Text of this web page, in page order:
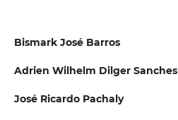
Bismark José Barros
Adrien Wilhelm Dilger Sanches
José Ricardo Pachaly